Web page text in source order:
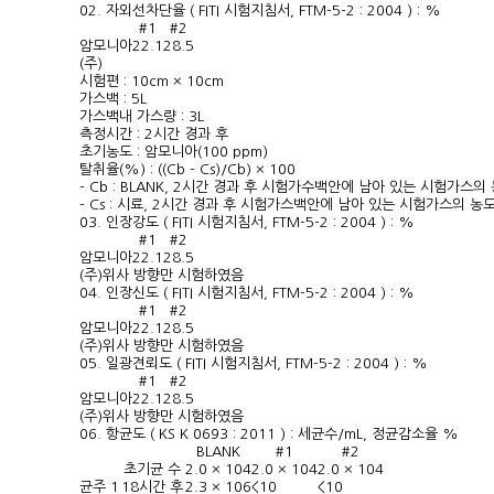
02. 자외선차단율 ( FITI 시험지침서, FTM-5-2 : 2004 ) : %
#1
#2
암모니아22.1 28.5
(주)
시험편 : 10cm × 10cm
가스백 : 5L
가스백내 가스량 : 3L
측정시간 : 2시간 경과 후
초기농도 : 암모니아(100 ppm)
탈취율(%) : ((Cb - Cs)/Cb) × 100
- Cb : BLANK, 2시간 경과 후 시험가수백안에 남아 있는 시험가스의
- Cs : 시료, 2시간 경과 후 시험가스백안에 남아 있는 시험가스의 농
03. 인장강도 ( FITI 시험지침서, FTM-5-2 : 2004 ) : %
#1
#2
암모니아22.1 28.5
(주)위사 방향만 시험하였음
04. 인장신도 ( FITI 시험지침서, FTM-5-2 : 2004 ) : %
#1
#2
암모니아22.1 28.5
(주)위사 방향만 시험하였음
05. 일광견뢰도 ( FITI 시험지침서, FTM-5-2 : 2004 ) : %
#1
#2
암모니아22.1 28.5
(주)위사 방향만 시험하였음
06. 항균도 ( KS K 0693 : 2011 ) : 세균수/mL, 정균감소율 %
BLANK
#1 #2
균주 1
초기균 수 2.0 × 1042.0 × 1042.0 × 104
18시간 후 2.3 × 106<10 <10